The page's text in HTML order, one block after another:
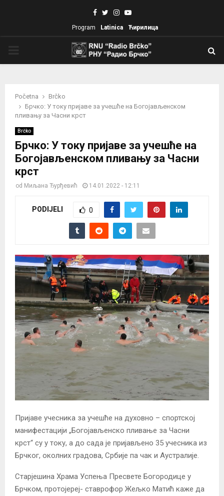
Facebook
TwitterInstagram
Youtube
Program Latinica Ћирилица
Početna
Brčko
Брчко: У току пријаве за учешће на Богојављенском
пливању за Часни крст
Brčko
Брчко: У току пријаве за учешће на
Богојављенском пливању за Часни
крст
od Миљана Ђурђевић 14.01.2022 - 12:11
PODIJELI 0
Пријаве учесника за учешће на духовно – спортској
манифестацији „Богојављенско пливање за Часни
крст“ су у току, а до сада је пријављено 35 учесника из
Брчког, околних градова, Србије па чак и Аустралије.
Старјешина Храма Успења Пресвете Богородице у
Брчком, протојереј- ставрофор Жељко Матић каже да